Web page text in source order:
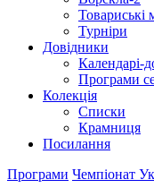
Товариські
Турніри
Довідники
Календарі-
Програми
Колекція
Списки
Крамниця
Посилання
Програми Чемпіонат